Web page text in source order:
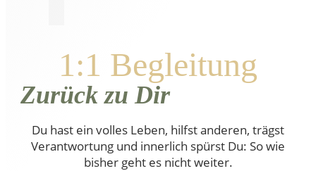
1:1 Begleitung
Zurück zu Dir
Du hast ein volles Leben, hilfst anderen, trägst
Verantwortung und innerlich spürst Du: So wie
bisher geht es nicht weiter.